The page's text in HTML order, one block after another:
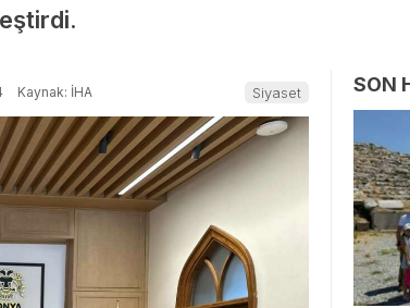
Kaynak: İHA Siyaset SON